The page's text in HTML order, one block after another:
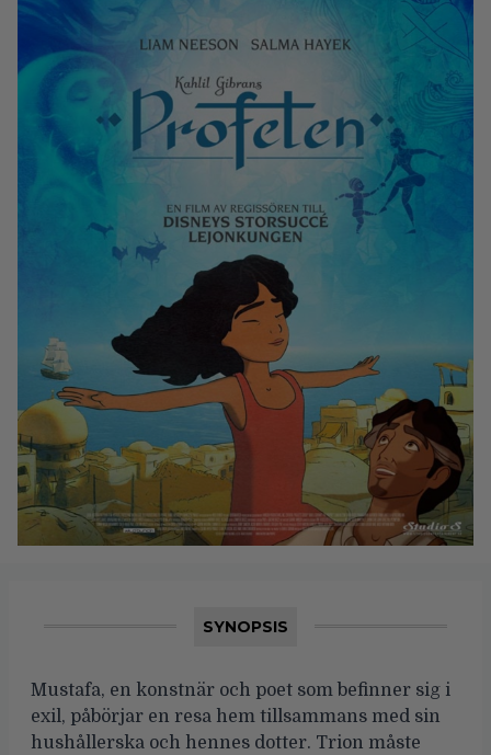
SYNOPSIS
Mustafa, en konstnär och poet som befinner sig i
exil, påbörjar en resa hem tillsammans med sin
hushållerska och hennes dotter. Trion måste